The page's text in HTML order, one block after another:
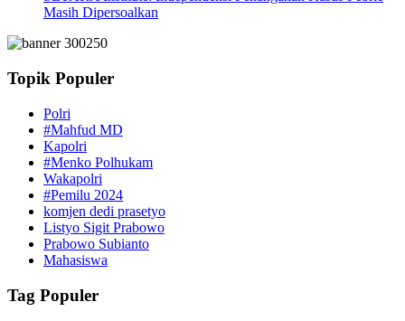
Masih Dipersoalkan
Topik Populer
Polri
#Mahfud MD
Kapolri
#Menko Polhukam
Wakapolri
#Pemilu 2024
komjen dedi prasetyo
Listyo Sigit Prabowo
Prabowo Subianto
Mahasiswa
Tag Populer